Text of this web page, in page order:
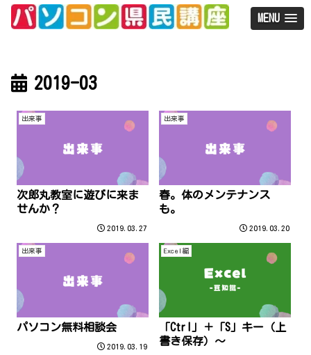
MENU
2019-03
出来事
次郎丸教室に遊びに来ま
せんか？
2019.03.27
出来事
春。体のメンテナンス
も。
2019.03.20
出来事
パソコン無料相談会
2019.03.19
Excel編
「Ctrl」＋「S」キー（上
書き保存）～